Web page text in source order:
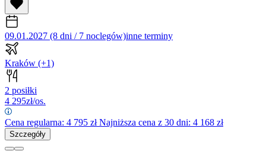
09.01.2027 (8 dni / 7 noclegów)inne terminy
Kraków (+1)
2 posiłki
4 295zł/os.
Cena regularna: 4 795 złNajniższa cena z 30 dni: 4 168 zł
Szczegóły